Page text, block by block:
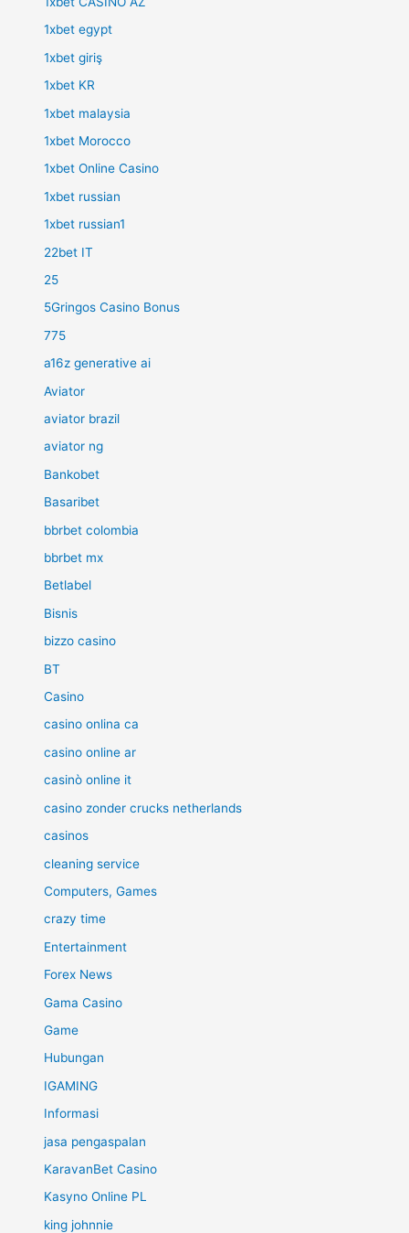
1xbet egypt
1xbet giriş
1xbet KR
1xbet malaysia
1xbet Morocco
1xbet Online Casino
1xbet russian
1xbet russian1
22bet IT
25
5Gringos Casino Bonus
775
a16z generative ai
Aviator
aviator brazil
aviator ng
Bankobet
Basaribet
bbrbet colombia
bbrbet mx
Betlabel
Bisnis
bizzo casino
BT
Casino
casino onlina ca
casino online ar
casinò online it
casino zonder crucks netherlands
casinos
cleaning service
Computers, Games
crazy time
Entertainment
Forex News
Gama Casino
Game
Hubungan
IGAMING
Informasi
jasa pengaspalan
KaravanBet Casino
Kasyno Online PL
king johnnie